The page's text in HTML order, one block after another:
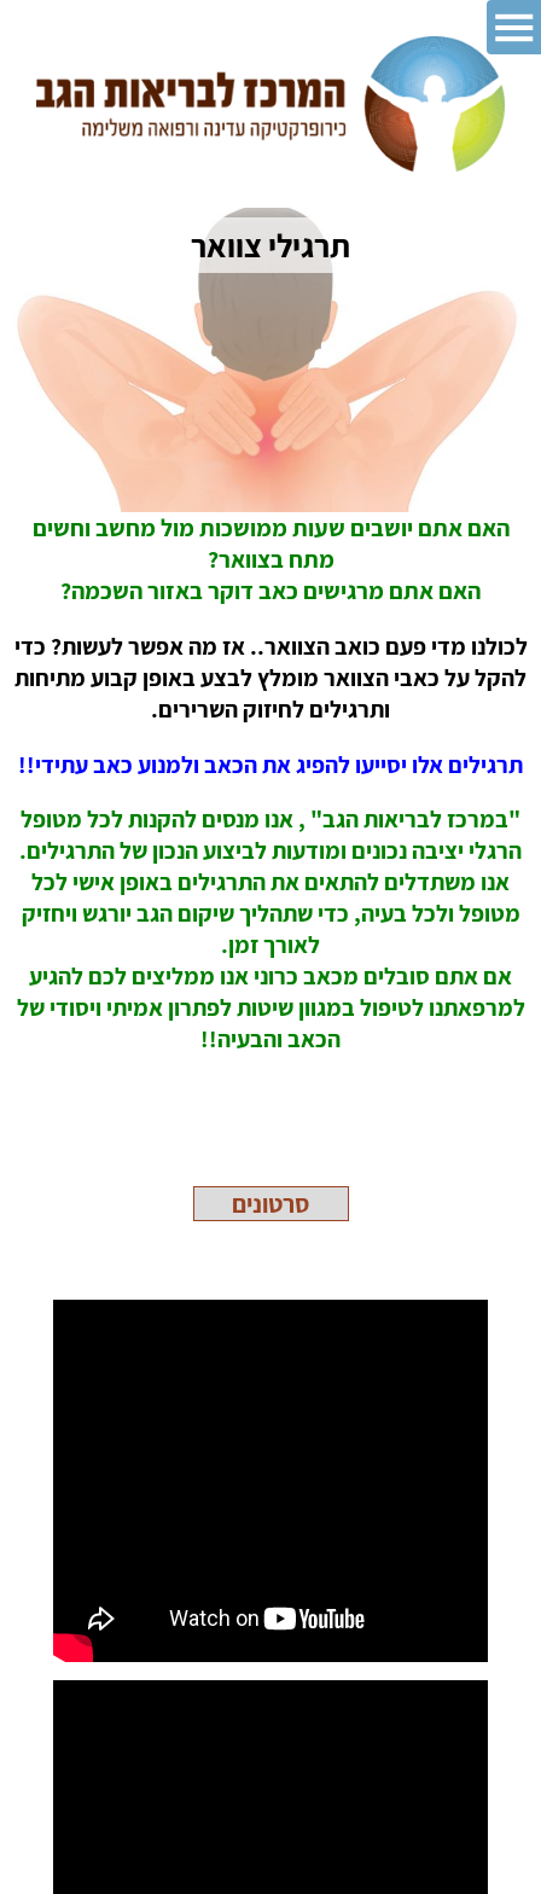
תרגילי צוואר
האם אתם יושבים שעות ממושכות מול מחשב וחשים
מתח בצוואר?
האם אתם מרגישים כאב דוקר באזור השכמה?
לכולנו מדי פעם כואב הצוואר.. אז מה אפשר לעשות? כדי
להקל על כאבי הצוואר מומלץ לבצע באופן קבוע מתיחות
ותרגילים לחיזוק השרירים.
תרגילים אלו יסייעו להפיג את הכאב ולמנוע כאב עתידי!!
"במרכז לבריאות הגב" , אנו מנסים להקנות לכל מטופל
הרגלי יציבה נכונים ומודעות לביצוע הנכון של התרגילים.
אנו משתדלים להתאים את התרגילים באופן אישי לכל
מטופל ולכל בעיה, כדי שתהליך שיקום הגב יורגש ויחזיק
לאורך זמן.
אם אתם סובלים מכאב כרוני אנו ממליצים לכם להגיע
למרפאתנו לטיפול במגוון שיטות לפתרון אמיתי ויסודי של
הכאב והבעיה!!
סרטונים